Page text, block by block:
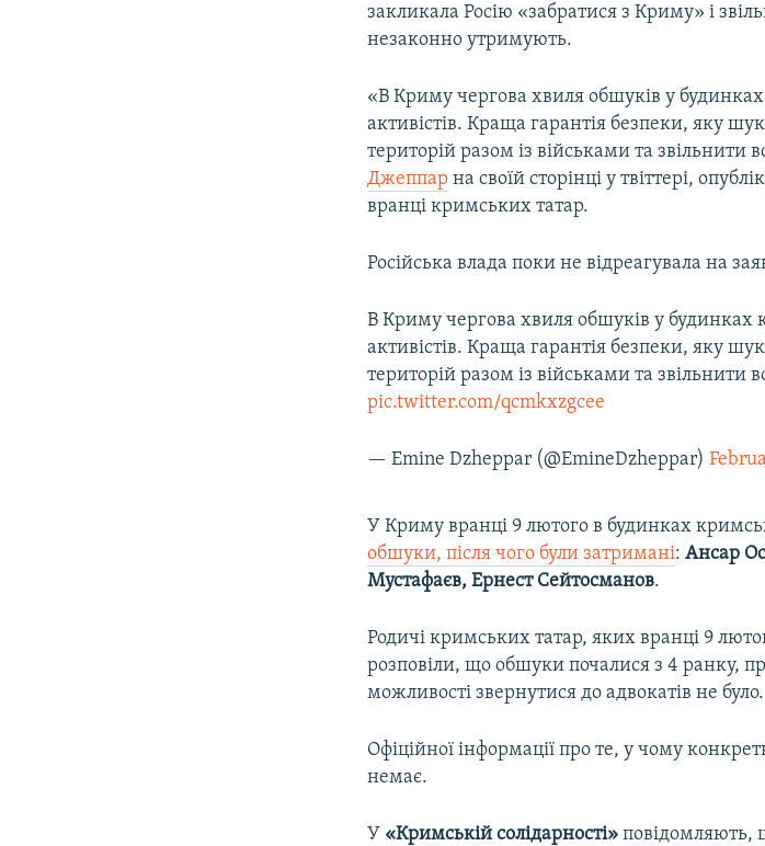
закликала Росію «забратися з Криму» і
незаконно утримують.
«В Криму чергова хвиля обшуків у
активістів. Краща гарантія безпеки, яку
територій разом із військами та звільнити
Джеппар на своїй сторінці у твіттері,
вранці кримських татар.
Російська влада поки не відреагувала на
В Криму чергова хвиля обшуків у будинках
активістів. Краща гарантія безпеки, яку
територій разом із військами та звільнити
pic.twitter.com/qcmkxzgcee
— Emine Dzheppar (@EmineDzheppar)
У Криму вранці 9 лютого в будинках
обшуки, після чого були затримані:Ансар
Мустафаєв, Ернест Сейтосманов.
Родичі кримських татар, яких вранці 9
розповіли, що обшуки почалися з 4 ранку,
можливості звернутися до адвокатів не було.
Офіційної інформації про те, у чому
немає.
У «Кримській солідарності» повідомляють,